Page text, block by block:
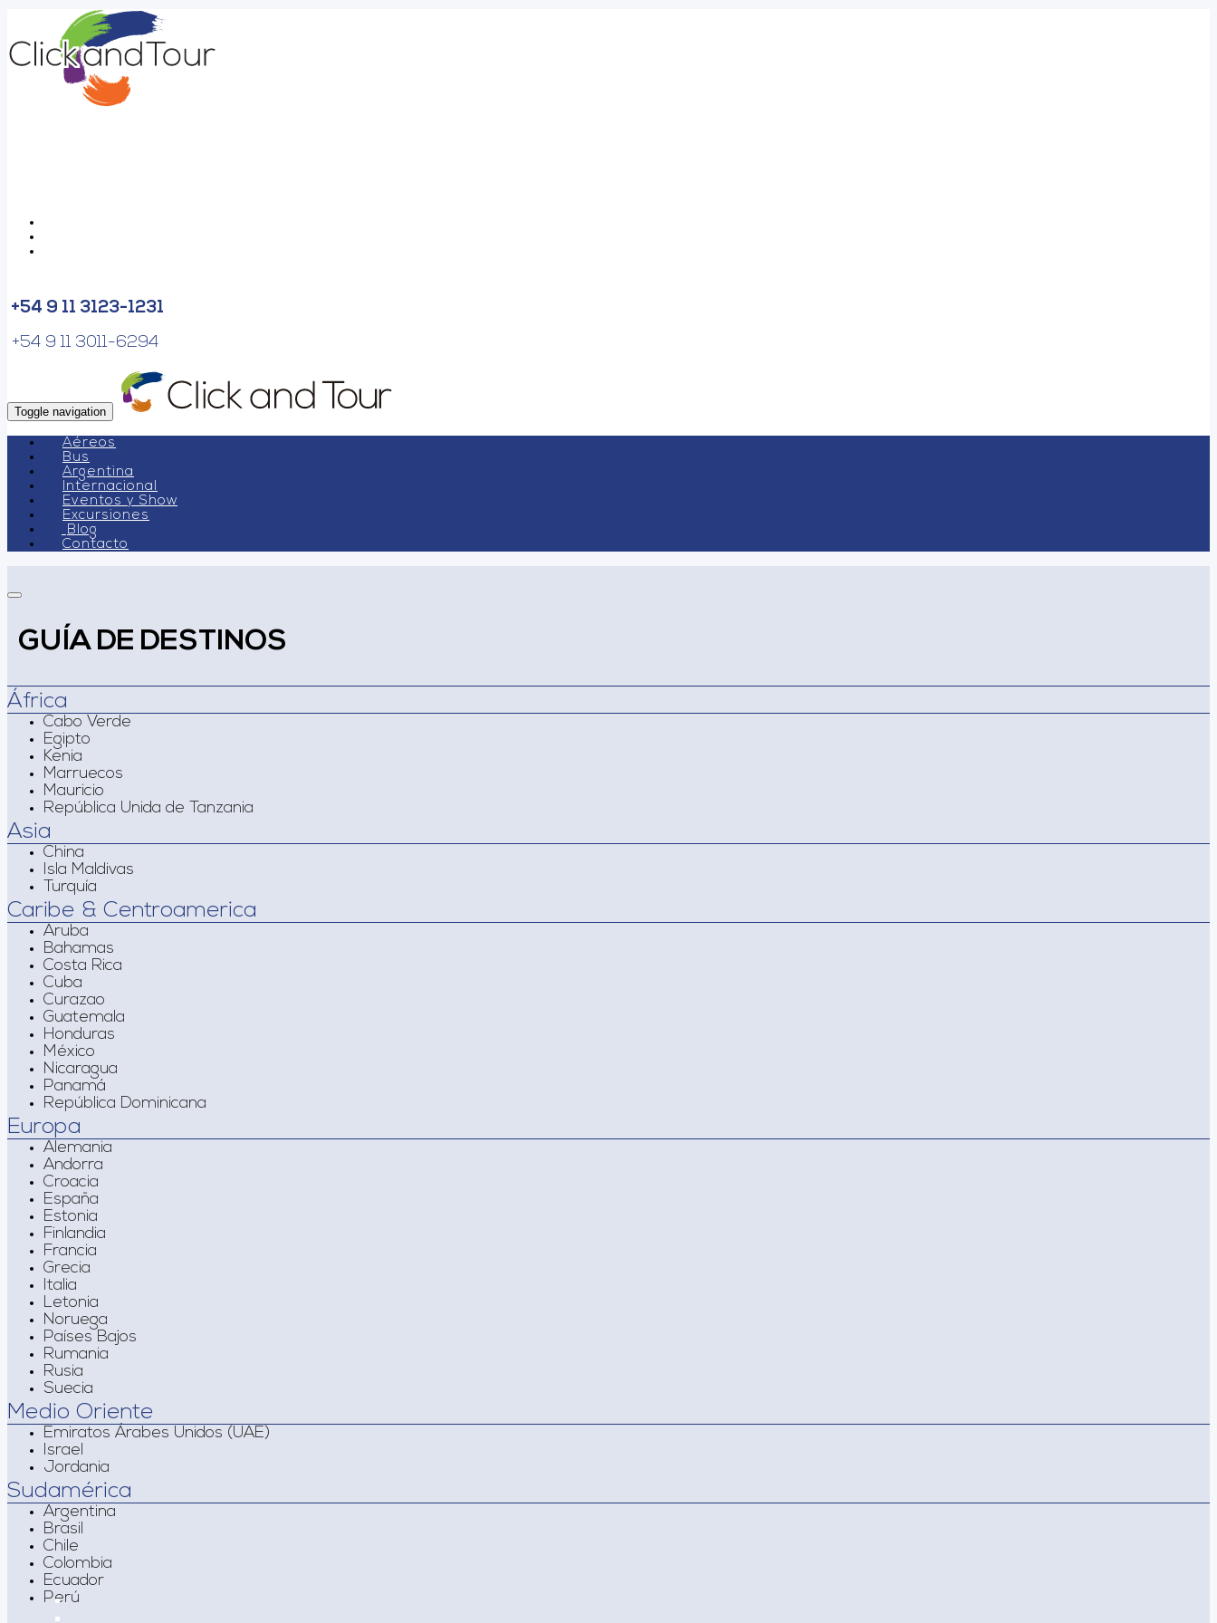
+54 9 11 3123-1231
+54 9 11 3011-6294
Toggle navigation
Aéreos
Bus
Argentina
Internacional
Eventos y Show
Excursiones
Blog
Contacto
GUÍA DE DESTINOS
África
Cabo Verde
Egipto
Kenia
Marruecos
Mauricio
República Unida de Tanzania
Asia
China
Isla Maldivas
Turquía
Caribe & Centroamerica
Aruba
Bahamas
Costa Rica
Cuba
Curazao
Guatemala
Honduras
México
Nicaragua
Panamá
República Dominicana
Europa
Alemania
Andorra
Croacia
España
Estonia
Finlandia
Francia
Grecia
Italia
Letonia
Noruega
Países Bajos
Rumania
Rusia
Suecia
Medio Oriente
Emiratos Árabes Unidos (UAE)
Israel
Jordania
Sudamérica
Argentina
Brasil
Chile
Colombia
Ecuador
Perú